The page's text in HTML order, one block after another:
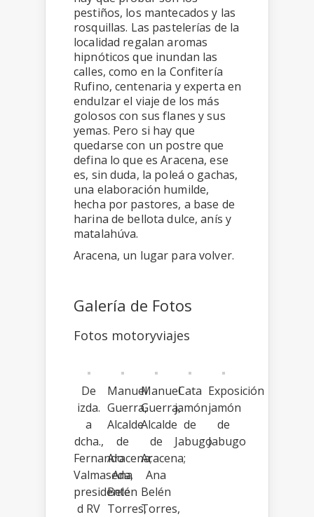
pestiños, los mantecados y las
rosquillas. Las pastelerías de la
localidad regalan aromas
hipnóticos que inundan las
calles, como en la Confitería
Rufino, centenaria y experta en
endulzar el viaje de los más
golosos con sus flanes y sus
yemas. Pero si hay que
quedarse con un postre que
defina lo que es Aracena, ese
es, sin duda, la poleá o gachas,
una elaboración humilde,
hecha por pastores, a base de
harina de bellota dulce, anís y
matalahúva.
Aracena, un lugar para volver.
Galería de Fotos
Fotos motoryviajes
De
izda.
a
dcha.,
Fernando
Valmaseda,
presidente
d RV
Manuel
Guerra,
Alcalde
de
Aracena;
Ana
Belén
Torres,
Manuel
Guerra,
Alcalde
de
Aracena;
Ana
Belén
Torres,
Cata
jamón
de
Jabugo
Exposición
jamón
de
Jabugo